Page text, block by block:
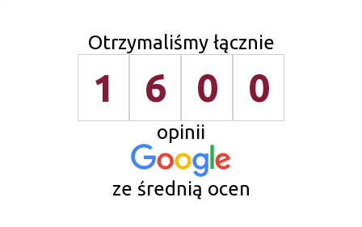
Otrzymaliśmy łącznie
1 6 0 0
opinii
ze średnią ocen